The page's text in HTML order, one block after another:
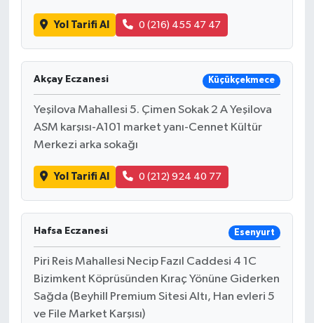
Yol Tarifi Al 0 (216) 455 47 47
Akçay Eczanesi Küçükçekmece
Yeşilova Mahallesi 5. Çimen Sokak 2 A Yeşilova
ASM karşısı-A101 market yanı-Cennet Kültür
Merkezi arka sokağı
Yol Tarifi Al 0 (212) 924 40 77
Hafsa Eczanesi Esenyurt
Piri Reis Mahallesi Necip Fazıl Caddesi 4 1C
Bizimkent Köprüsünden Kıraç Yönüne Giderken
Sağda (Beyhill Premium Sitesi Altı, Han evleri 5
ve File Market Karşısı)